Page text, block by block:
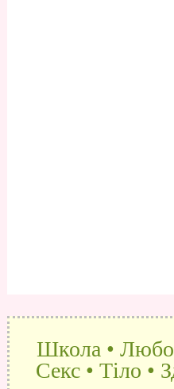
Школа •
Секс • Тіло •